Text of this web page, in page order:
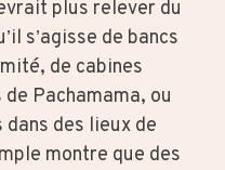
plus relever du
s’agisse de bancs
de cabines
Pachamama, ou
des lieux de
montre que des